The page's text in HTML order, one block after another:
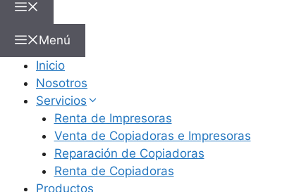
Menú
Inicio
Nosotros
Servicios
Renta de Impresoras
Venta de Copiadoras e Impresoras
Reparación de Copiadoras
Renta de Copiadoras
Productos